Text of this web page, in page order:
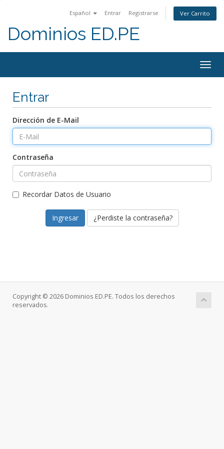
Español Entrar Registrarse Ver Carrito
Dominios ED.PE
Entrar
Dirección de E-Mail
Contraseña
Recordar Datos de Usuario
¿Perdiste la contraseña?
Copyright © 2026 Dominios ED.PE. Todos los derechos
reservados.